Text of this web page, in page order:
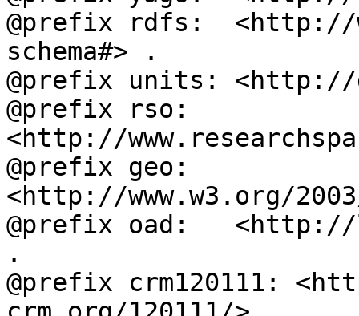
@prefix rdfs:  <http://
schema#> .
@prefix units:
@prefix rso:
<http://
@prefix geo:
<http://www.w3.org/
@prefix oad:   <http://
.
@prefix crm120111: